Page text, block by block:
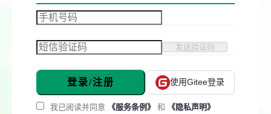
发送验证码
登录/注册 使用Gitee登录
我已阅读并同意 《服务条例》 和 《隐私声明》